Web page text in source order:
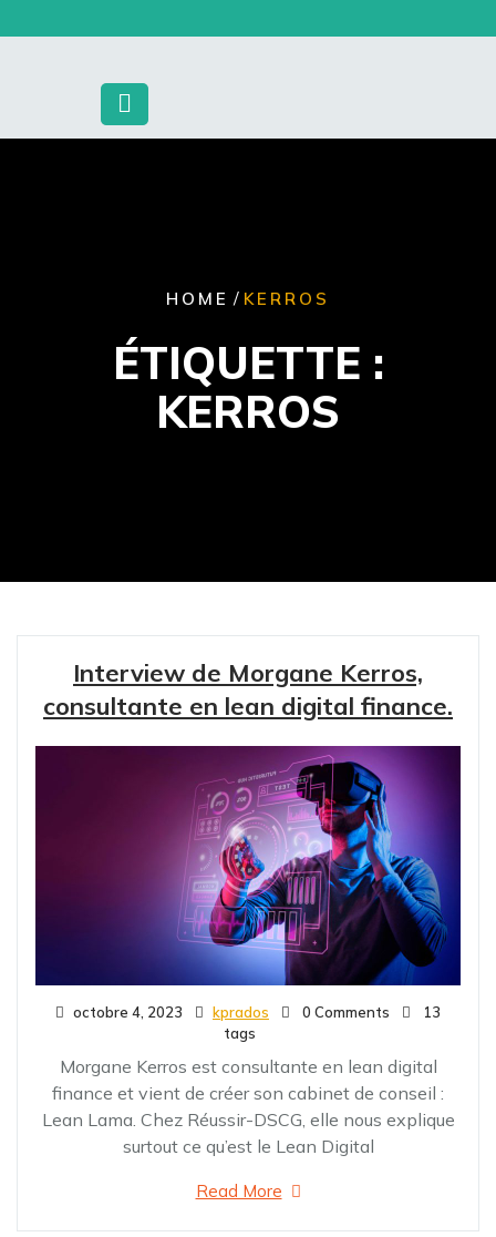
to
HOME / KERROS
ÉTIQUETTE :
KERROS
Interview de Morgane Kerros,
consultante en lean digital finance.
octobre 4, 2023 kprados 0 Comments
13
tags
Morgane Kerros est consultante en lean digital
finance et vient de créer son cabinet de conseil :
Lean Lama. Chez Réussir-DSCG, elle nous explique
surtout ce qu’est le Lean Digital
Read More